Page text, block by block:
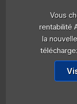
Vous
rentabilité
la